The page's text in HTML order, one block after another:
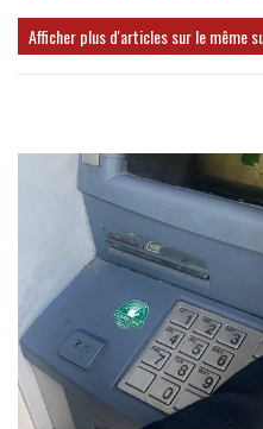
Afficher plus d'articles sur le même